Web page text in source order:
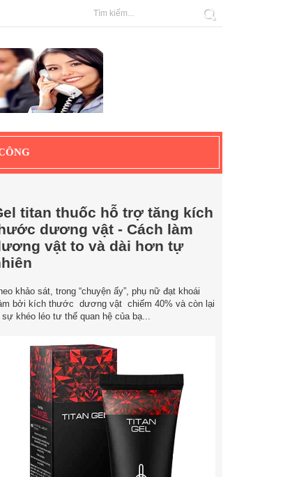
titan thuốc hỗ trợ tăng kích
dương vật - Cách làm
vật to và dài hơn tự
khảo sát, trong “chuyện ấy”, phụ nữ đạt khoái
bởi kích thước dương vật chiếm 40% và còn lại
sự khéo léo tư thế quan hệ của bạ...